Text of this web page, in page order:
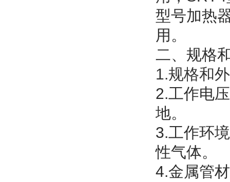
型号加热
用。
二、规格
1.规格和
2.工作电
地。
3.工作环
性气体。
4.金属管